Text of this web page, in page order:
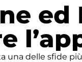
ed
una delle sfide